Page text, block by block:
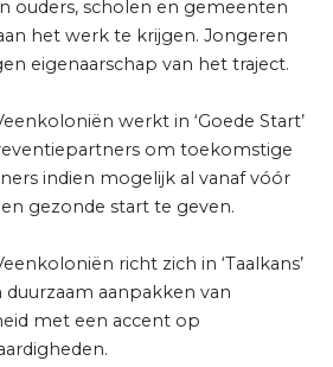
ouders, scholen en gemeenten
het werk te krijgen. Jongeren
eigenaarschap van het traject.
werkt in ‘Goede Start’
om toekomstige
indien mogelijk al vanaf vóór
gezonde start te geven.
richt zich in ‘Taalkans’
aanpakken van
met een accent op